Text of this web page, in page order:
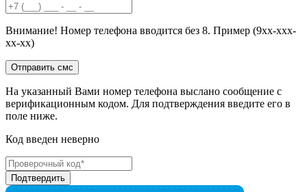
Внимание! Номер телефона вводится без 8. Пример (9хх-ххх-
хх-хх)
На указанный Вами номер телефона выслано сообщение с
верификационным кодом. Для подтверждения введите его в
поле ниже.
Код введен неверно